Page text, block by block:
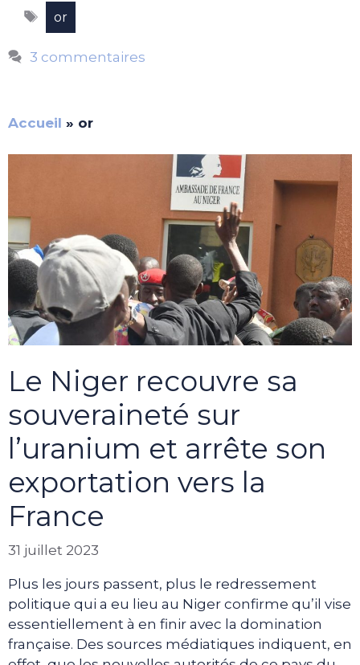
Étiquettes
or
3 commentaires
Accueil » or
Le Niger recouvre sa
souveraineté sur
l’uranium et arrête son
exportation vers la
France
31 juillet 2023
Plus les jours passent, plus le redressement
politique qui a eu lieu au Niger confirme qu’il vise
essentiellement à en finir avec la domination
française. Des sources médiatiques indiquent, en